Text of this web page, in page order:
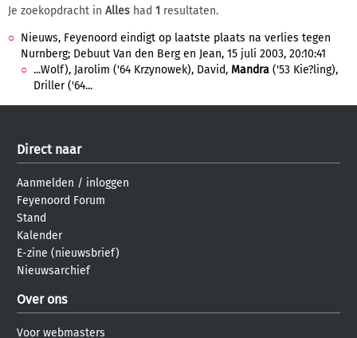
Je zoekopdracht in Alles had 1 resultaten.
Nieuws, Feyenoord eindigt op laatste plaats na verlies tegen
Nurnberg; Debuut Van den Berg en Jean, 15 juli 2003, 20:10:41
...Wolf), Jarolim ('64 Krzynowek), David, Mandra ('53 Kie?ling),
Driller ('64...
Direct naar
Aanmelden / inloggen
Feyenoord Forum
Stand
Kalender
E-zine (nieuwsbrief)
Nieuwsarchief
Over ons
Voor webmasters